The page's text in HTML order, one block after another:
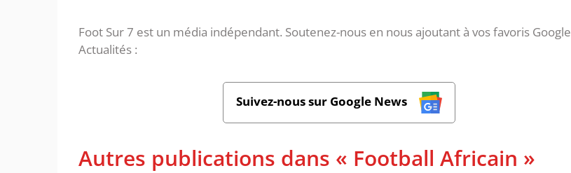
Foot Sur 7 est un média indépendant. Soutenez-nous en nous ajoutant à vos favoris Google
Actualités :
Suivez-nous sur Google News
Autres publications dans « Football Africain »